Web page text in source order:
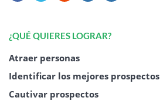
¿QUÉ QUIERES LOGRAR?
Atraer personas
Identificar los mejores prospectos
Cautivar prospectos